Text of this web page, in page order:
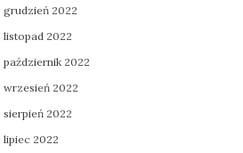
grudzień 2022
listopad 2022
październik 2022
wrzesień 2022
sierpień 2022
lipiec 2022